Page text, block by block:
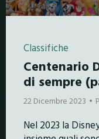
Classifiche
Centenario
di sempre
22 Dicembre 2023
Nel 2023 la